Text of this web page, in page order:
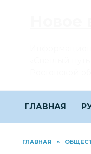
ГЛАВНАЯ
ГЛАВНАЯ »